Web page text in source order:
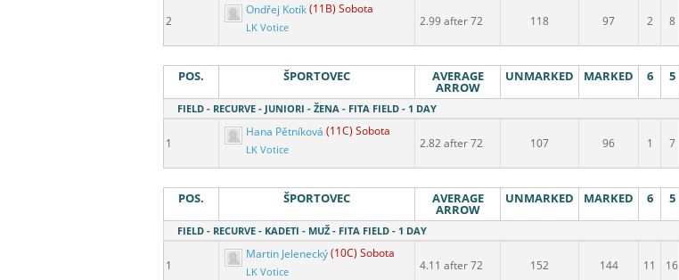
2
Ondřej Kotík(11B) Sobota
LK Votice 2.99 after 72 118 97 2 8
POS. ŠPORTOVEC AVERAGE
ARROW
UNMARKED MARKED 6 5
FIELD - RECURVE - JUNIORI - ŽENA - FITA FIELD - 1 DAY
1
Hana Pětníková (11C) Sobota
LK Votice 2.82 after 72 107 96 1 7
POS. ŠPORTOVEC AVERAGE
ARROW
UNMARKED MARKED 6 5
FIELD - RECURVE - KADETI - MUŽ - FITA FIELD - 1 DAY
1
Martin Jelenecký(10C) Sobota
LK Votice 4.11 after 72 152 144 11 16